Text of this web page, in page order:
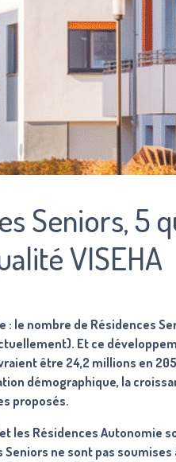
Seniors, 5
VISEHA
: le nombre de Résidences
Et ce
être 24,2 millions en
démographique, la
proposés.
et les Résidences
Seniors ne sont pas